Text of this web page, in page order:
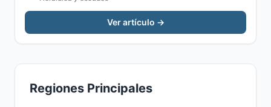
Ver artículo →
Regiones Principales